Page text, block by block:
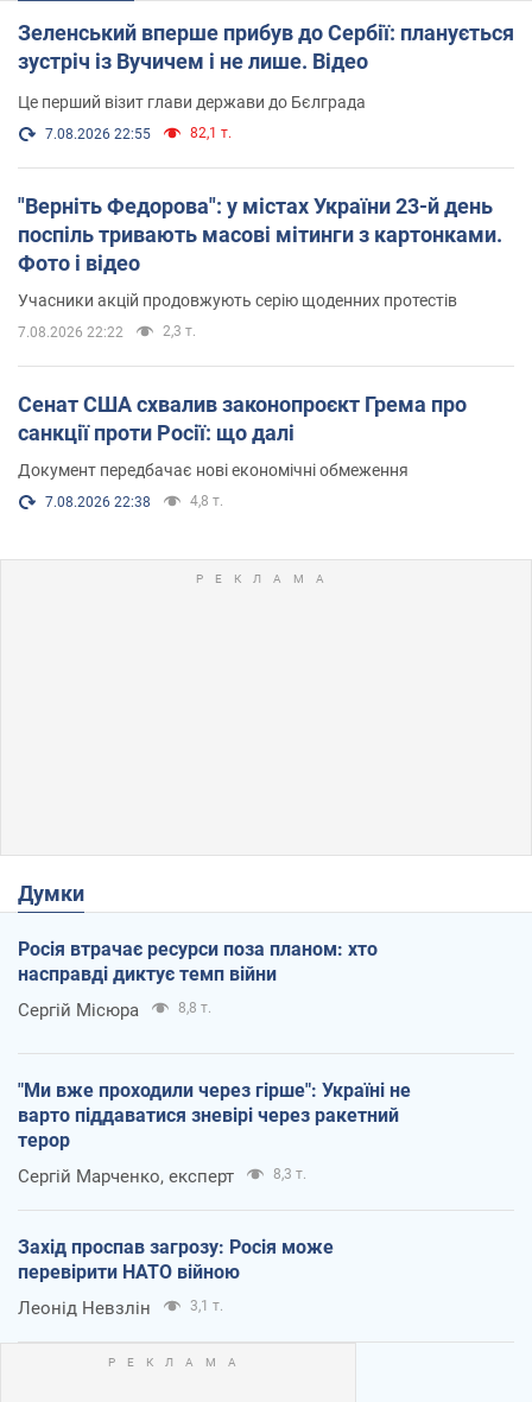
Зеленський вперше прибув до Сербії: планується
зустріч із Вучичем і не лише. Відео
Це перший візит глави держави до Бєлграда
7.08.2026 22:55 82,1 т.
"Верніть Федорова": у містах України 23-й день
поспіль тривають масові мітинги з картонками.
Фото і відео
Учасники акцій продовжують серію щоденних протестів
7.08.2026 22:22 2,3 т.
Сенат США схвалив законопроєкт Грема про
санкції проти Росії: що далі
Документ передбачає нові економічні обмеження
7.08.2026 22:38 4,8 т.
Думки
Росія втрачає ресурси поза планом: хто
насправді диктує темп війни
Сергій Місюра 8,8 т.
"Ми вже проходили через гірше": Україні не
варто піддаватися зневірі через ракетний
терор
Сергій Марченко, експерт 8,3 т.
Захід проспав загрозу: Росія може
перевірити НАТО війною
Леонід Невзлін 3,1 т.